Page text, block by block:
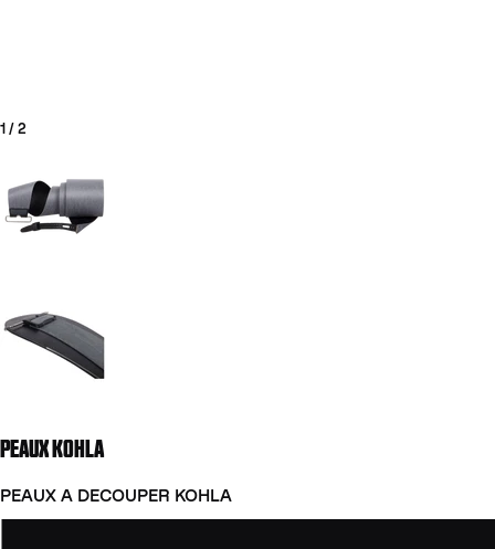
1 / 2
PEAUX KOHLA
PEAUX A DECOUPER KOHLA